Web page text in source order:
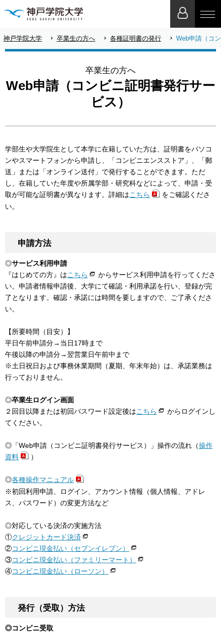
神戸学院大学 卒業生の方へ 各種証明書の発行 Web申請（コ
卒業生の方へ
Web申請（コンビニ証明書発行サー
ビス）
学部生や大学院生として本学に在籍していた方は、証明書をパソコ
ンやスマートフォンから申請し、「コンビニエンスストア」、「郵
送」または「オンライン送付」で発行することができます。ただ
し、在籍していた年度や所属学部・研究科などによって、申請・受
取が可能な証明書が異なります。詳細はこちら
をご確認くださ
い。
申請方法
◎サービス利用申請
『はじめての方』はこちら
からサービス利用申請を行ってくださ
い。申請者情報申請後、大学にて確認・利用承諾を行い、登録が完
了となります。確認・承諾には時間を要しますので、ご了承くださ
い。
【所要時間（目安）】
平日午前申請分→当日17時まで
午後以降の申請分→翌営業日午前中まで
※土日祝日および事務休業期間（夏期、年末年始）は、承諾業務は
行っておりません。
◎卒業生ログイン画面
２回目以降または初回パスワード設定後はこちら
からログインし
てください。
◎「Web申請（コンビニ証明書発行サービス）」操作の流れ（操作
資料
）
◎各種操作マニュアル
※初回利用申請、ログイン、アカウント情報（個人情報、アドレ
ス、パスワード）の変更方法など
◎対応している決済の実施方法
①クレジットカード決済
②コンビニ現金払い（セブンイレブン）
③コンビニ現金払い（ファミリーマート）
④コンビニ現金払い（ローソン）
発行（受取）方法
◎コンビニ受取